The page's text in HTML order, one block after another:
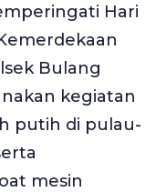
Hari
Bulang
kegiatan
putih di pulau-
mesin